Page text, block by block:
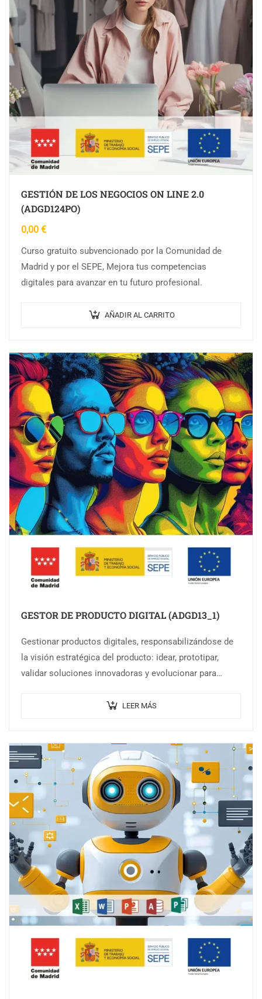
GESTIÓN DE LOS NEGOCIOS ON LINE 2.0
(ADGD124PO)
0,00 €
Curso gratuito subvencionado por la Comunidad de
Madrid y por el SEPE, Mejora tus competencias
digitales para avanzar en tu futuro profesional.
AÑADIR AL CARRITO
GESTOR DE PRODUCTO DIGITAL (ADGD13_1)
Gestionar productos digitales, responsabilizándose de
la visión estratégica del producto: idear, prototipar,
validar soluciones innovadoras y evolucionar para
LEER MÁS